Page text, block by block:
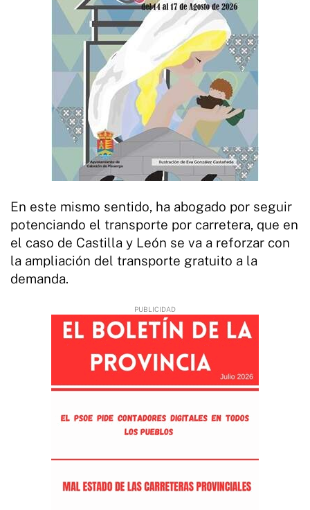
En este mismo sentido, ha abogado por seguir
potenciando el transporte por carretera, que en
el caso de Castilla y León se va a reforzar con
la ampliación del transporte gratuito a la
demanda.